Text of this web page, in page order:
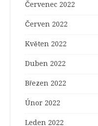
Červenec 2022
Červen 2022
Květen 2022
Duben 2022
Březen 2022
Únor 2022
Leden 2022